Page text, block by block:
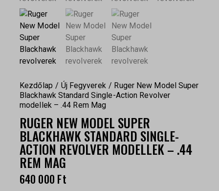
Kezdőlap Új Fegyverek
Ruger New Model Super
Blackhawk Standard Single-Action Revolver
modellek – .44 Rem Mag
RUGER NEW MODEL SUPER
BLACKHAWK STANDARD SINGLE-
ACTION REVOLVER MODELLEK – .44
REM MAG
640 000 Ft